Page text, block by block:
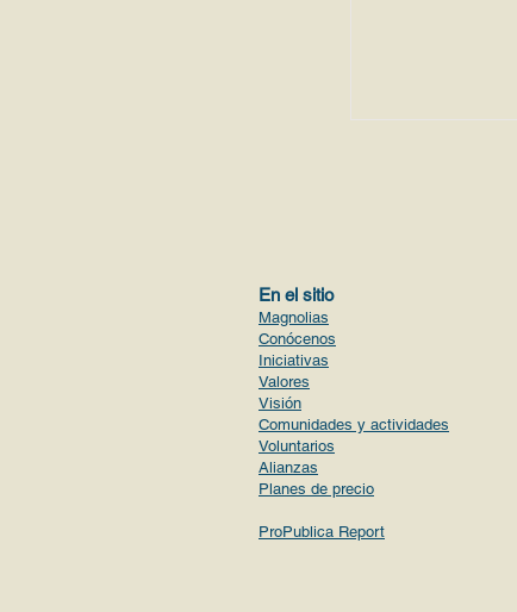
En el sitio
Magnolias
Conócenos
Iniciativas
Valores
Visión
Comunidades y actividades
Voluntarios
Alianzas
Planes de precio
ProPublica Report